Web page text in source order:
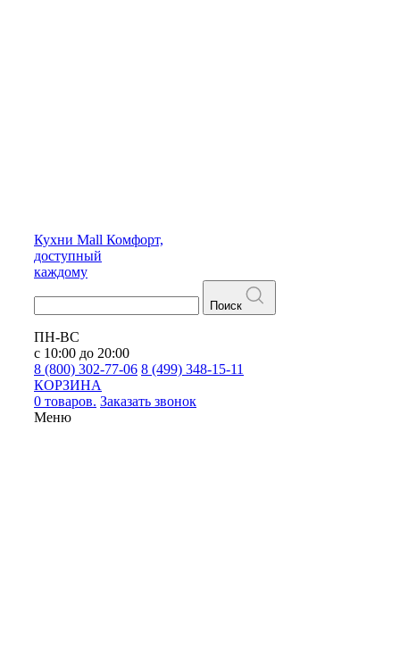
Кухни Mall Комфорт,
доступный
каждому
Поиск
ПН-ВС
с 10:00 до 20:00
8 (800) 302-77-06 8 (499) 348-15-11
КОРЗИНА
0 товаров. Заказать звонок
Меню